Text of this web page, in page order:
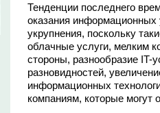
Тенденции последнего
оказания информационных
укрупнения, поскольку
облачные услуги, мелким
стороны, разнообразие IT-
разновидностей,
информационных
компаниям, которые могут